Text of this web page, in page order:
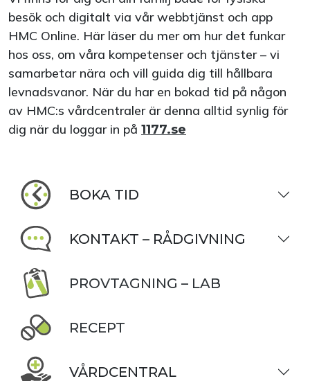
besök och digitalt via vår webbtjänst och app
HMC Online. Här läser du mer om hur det funkar
hos oss, om våra kompetenser och tjänster – vi
samarbetar nära och vill guida dig till hållbara
levnadsvanor. När du har en bokad tid på någon
av HMC:s vårdcentraler är denna alltid synlig för
dig när du loggar in på 1177.se
BOKA TID
KONTAKT – RÅDGIVNING
PROVTAGNING – LAB
RECEPT
VÅRDCENTRAL